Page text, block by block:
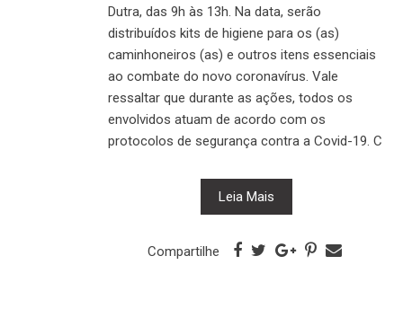
Dutra, das 9h às 13h. Na data, serão
distribuídos kits de higiene para os (as)
caminhoneiros (as) e outros itens essenciais
ao combate do novo coronavírus. Vale
ressaltar que durante as ações, todos os
envolvidos atuam de acordo com os
protocolos de segurança contra a Covid-19. C
Leia Mais
Compartilhe